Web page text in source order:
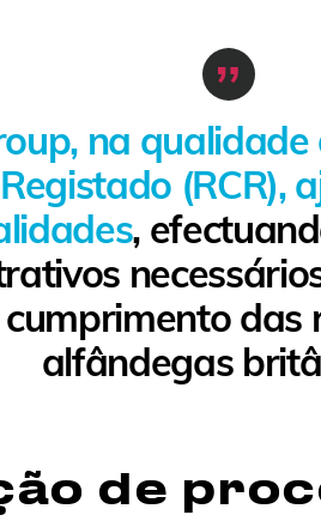
na
(RCR),
,
das
alfândegas
de